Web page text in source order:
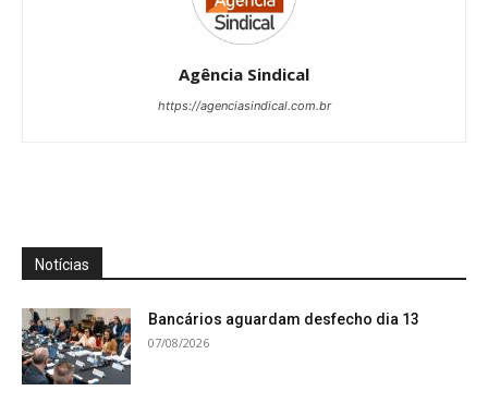
Agência Sindical
https://agenciasindical.com.br
Notícias
Bancários aguardam desfecho dia 13
07/08/2026